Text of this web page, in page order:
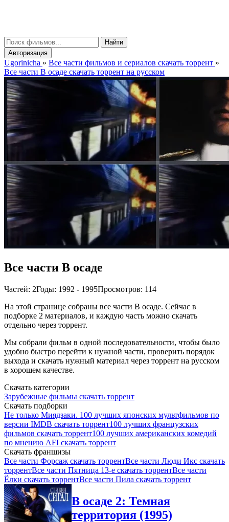
Найти
Авторизация
Ugorinicha » Все части фильмов и сериалов скачать торрент »
Все части В осаде скачать торрент на русском
Все части В осаде
Частей: 2Годы: 1992 - 1995Просмотров: 114
На этой странице собраны все части В осаде. Сейчас в
подборке 2 материалов, и каждую часть можно скачать
отдельно через торрент.
Мы собрали фильм в одной последовательности, чтобы было
удобно быстро перейти к нужной части, проверить порядок
выхода и скачать нужный материал через торрент на русском
в хорошем качестве.
Скачать категории
Зарубежные фильмы скачать торрент
Скачать подборки
Не только Миядзаки. 100 лучших японских мультфильмов по
версии IMDB скачать торрент100 лучших французских
фильмов скачать торрент100 лучших американских комедий
по мнению AFI скачать торрент
Скачать франшизы
Все части Форсаж скачать торрентВсе части Люди Икс скачать
торрентВсе части Пятница 13-е скачать торрентВсе части
Ёлки скачать торрентВсе части Пила скачать торрент
В осаде 2: Темная
территория (1995)